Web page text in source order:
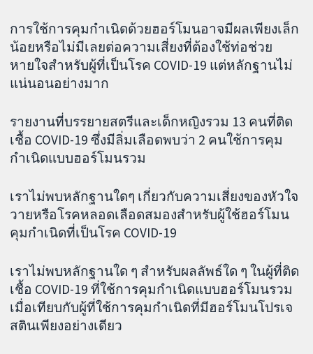
การใช้การคุมกำเนิดด้วยฮอร์โมนอาจมีผลเพียงเล็ก
น้อยหรือไม่มีเลยต่อความเสี่ยงที่ต้องใช้ท่อช่วย
หายใจสำหรับผู้ที่เป็นโรค COVID-19 แต่หลักฐานไม่
แน่นอนอย่างมาก
รายงานที่บรรยายสตรีและเด็กหญิงรวม 13 คนที่ติด
เชื้อ COVID-19 ซึ่งมีลิ่มเลือดพบว่า 2 คนใช้การคุม
กำเนิดแบบฮอร์โมนรวม
เราไม่พบหลักฐานใดๆ เกี่ยวกับความเสี่ยงของหัวใจ
วายหรือโรคหลอดเลือดสมองสำหรับผู้ใช้ฮอร์โมน
คุมกำเนิดที่เป็นโรค COVID-19
เราไม่พบหลักฐานใด ๆ สำหรับผลลัพธ์ใด ๆ ในผู้ที่ติด
เชื้อ COVID-19 ที่ใช้การคุมกำเนิดแบบฮอร์โมนรวม
เมื่อเทียบกับผู้ที่ใช้การคุมกำเนิดที่มีฮอร์โมนโปรเจ
สตินเพียงอย่างเดียว